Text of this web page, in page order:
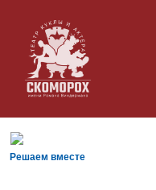
Решаем вместе